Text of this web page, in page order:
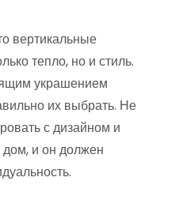
вертикальные
тепло, но и стиль.
украшением
их выбрать. Не
с дизайном и
и он должен